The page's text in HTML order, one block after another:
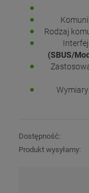
Rodzaj
(SBUS/
Wymiary:
Dostępność:
Produkt wysyłamy: